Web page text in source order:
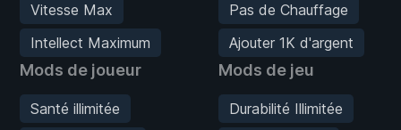
Vitesse Max
Intellect Maximum
Pas de Chauffage
Ajouter 1K d'argent
Mods de joueur
Santé illimitée
Mods de jeu
Durabilité Illimitée